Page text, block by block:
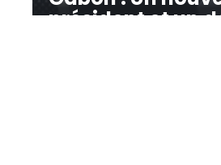
président et un